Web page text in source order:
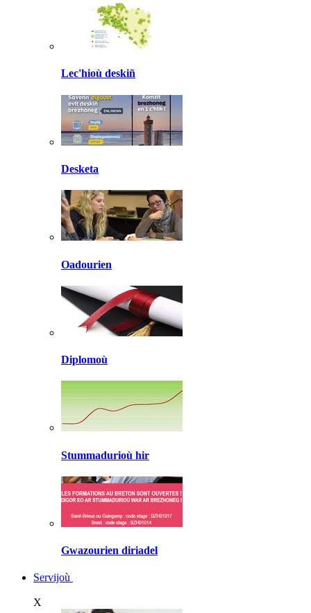
Lec'hioù deskiñ
Desketa
Oadourien
Diplomoù
Stummadurioù hir
Gwazourien diriadel
Servijoù
X